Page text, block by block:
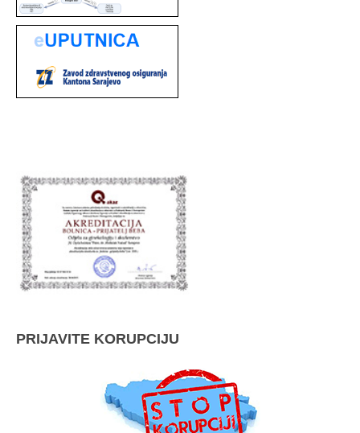
PRIJAVITE KORUPCIJU